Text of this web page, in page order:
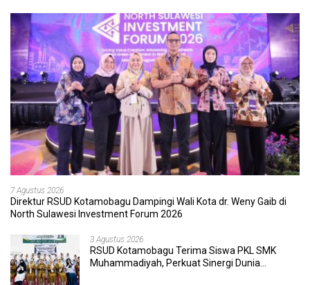
7 Agustus 2026
Direktur RSUD Kotamobagu Dampingi Wali Kota dr. Weny Gaib di
North Sulawesi Investment Forum 2026
3 Agustus 2026
RSUD Kotamobagu Terima Siswa PKL SMK
Muhammadiyah, Perkuat Sinergi Dunia